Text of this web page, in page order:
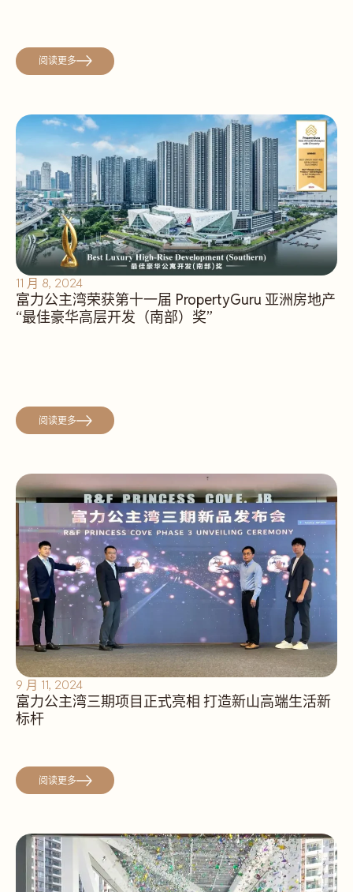
阅读更多
11 月 8, 2024
富力公主湾荣获第十一届 PropertyGuru 亚洲房地产
“最佳豪华高层开发（南部）奖”
阅读更多
9 月 11, 2024
富力公主湾三期项目正式亮相 打造新山高端生活新
标杆
阅读更多